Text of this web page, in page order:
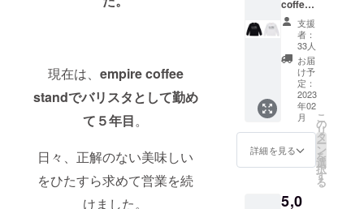
現在は、 empire coffee
standでバリスタとして勤め
て５年目。
日々、正解のない美味しい
をひたすら求めて営業を続
けました。
人気な
ドリッ
プバッ
グを5個
お送り
させて
頂きま
す。 サ
イズ
は、S
~XXL で
色はブ
選択で
coffee
roaster
s ロン
グス
リーブT
シャツ
+ドリッ
プバッ
グ 5個
プロ
ジェク
トで設
立され
empire
支援
者：
33人
お届
け予
定：
2023
年02
月
詳細を見る
こ
の
リ
タ
ー
ン
を
選
択
す
る
5,0